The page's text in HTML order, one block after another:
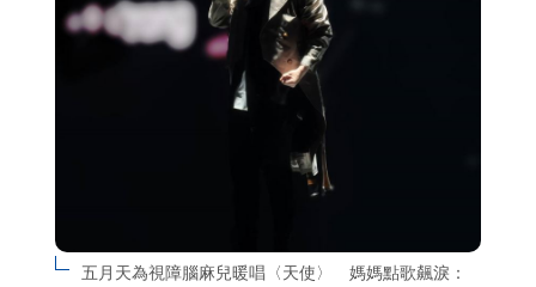
五月天為視障腦麻兒暖唱〈天使〉　媽媽點歌飆淚：